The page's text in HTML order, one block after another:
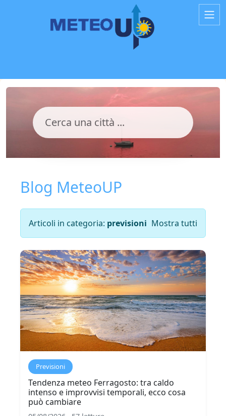
Blog MeteoUP
Articoli in categoria: previsioni Mostra tutti
Previsioni
Tendenza meteo Ferragosto: tra caldo
intenso e improvvisi temporali, ecco cosa
può cambiare